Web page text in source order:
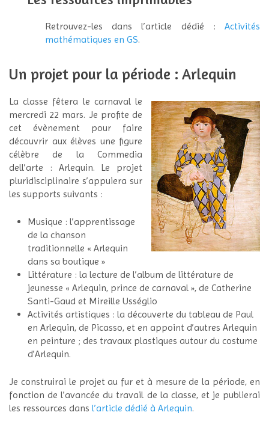
Retrouvez-les dans l’article dédié : Activités
mathématiques en GS.
Un projet pour la période : Arlequin
La classe fêtera le carnaval le
mercredi 22 mars. Je profite de
cet évènement pour faire
découvrir aux élèves une figure
célèbre de la Commedia
dell’arte : Arlequin. Le projet
pluridisciplinaire s’appuiera sur
les supports suivants :
Musique : l’apprentissage
de la chanson
traditionnelle « Arlequin
dans sa boutique »
Littérature : la lecture de l’album de littérature de
jeunesse « Arlequin, prince de carnaval », de Catherine
Santi-Gaud et Mireille Usséglio
Activités artistiques : la découverte du tableau de Paul
en Arlequin, de Picasso, et en appoint d’autres Arlequin
en peinture ; des travaux plastiques autour du costume
d’Arlequin.
Je construirai le projet au fur et à mesure de la période, en
fonction de l’avancée du travail de la classe, et je publierai
les ressources dans l’article dédié à Arlequin.